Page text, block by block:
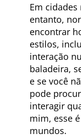
Em
entanto,
encontrar
estilos,
interação
baladeira,
e se você
pode
interagir
mim, esse
mundos.